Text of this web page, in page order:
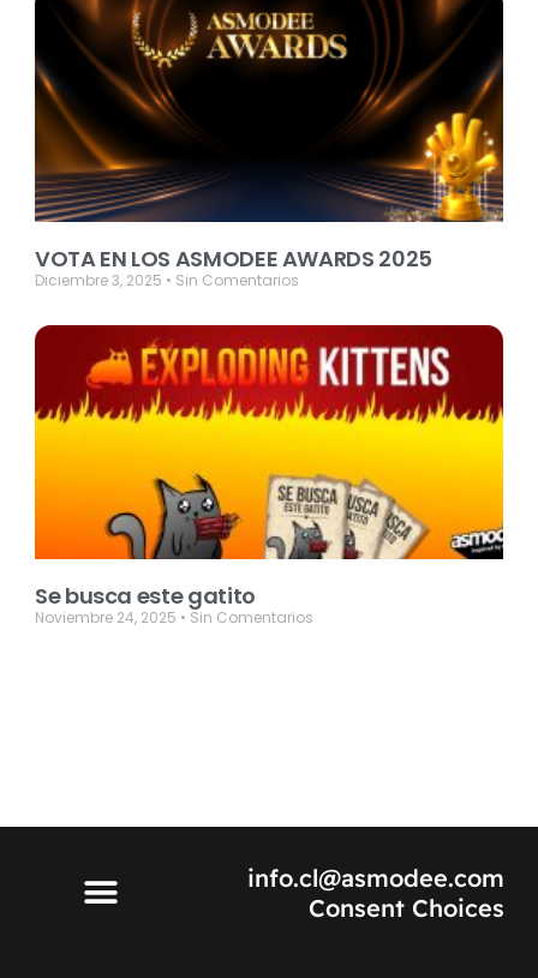
VOTA EN LOS ASMODEE AWARDS 2025
Diciembre 3, 2025 Sin Comentarios
Se busca este gatito
Noviembre 24, 2025 Sin Comentarios
info.cl@asmodee.com
Consent Choices